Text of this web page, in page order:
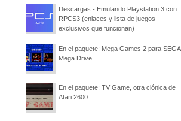
Descargas - Emulando Playstation 3 con
RPCS3 (enlaces y lista de juegos
exclusivos que funcionan)
En el paquete: Mega Games 2 para SEGA
Mega Drive
En el paquete: TV Game, otra clónica de
Atari 2600